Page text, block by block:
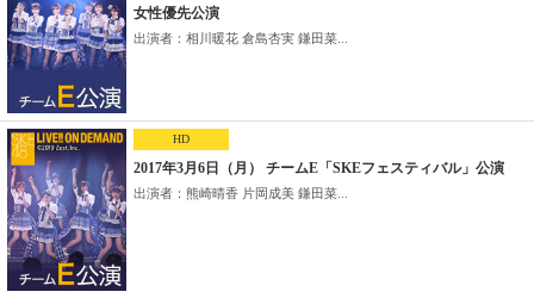
女性優先公演
出演者：相川暖花 倉島杏実 鎌田菜...
HD
2017年3月6日（月） チームE「SKEフェスティバル」公演
出演者：熊崎晴香 片岡成美 鎌田菜...